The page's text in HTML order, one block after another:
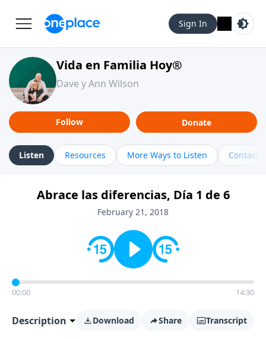
Sign In
Vida en Familia Hoy®
Dave y Ann Wilson
Follow Donate
Listen Resources More Ways to Listen Contact
Abrace las diferencias, Día 1 de 6
February 21, 2018
00:00 14:30
Description Download Share Transcript